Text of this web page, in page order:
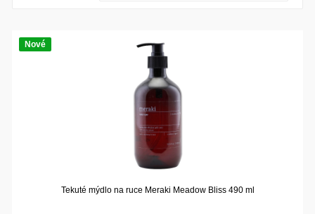
Nové
Tekuté mýdlo na ruce Meraki Meadow Bliss 490 ml